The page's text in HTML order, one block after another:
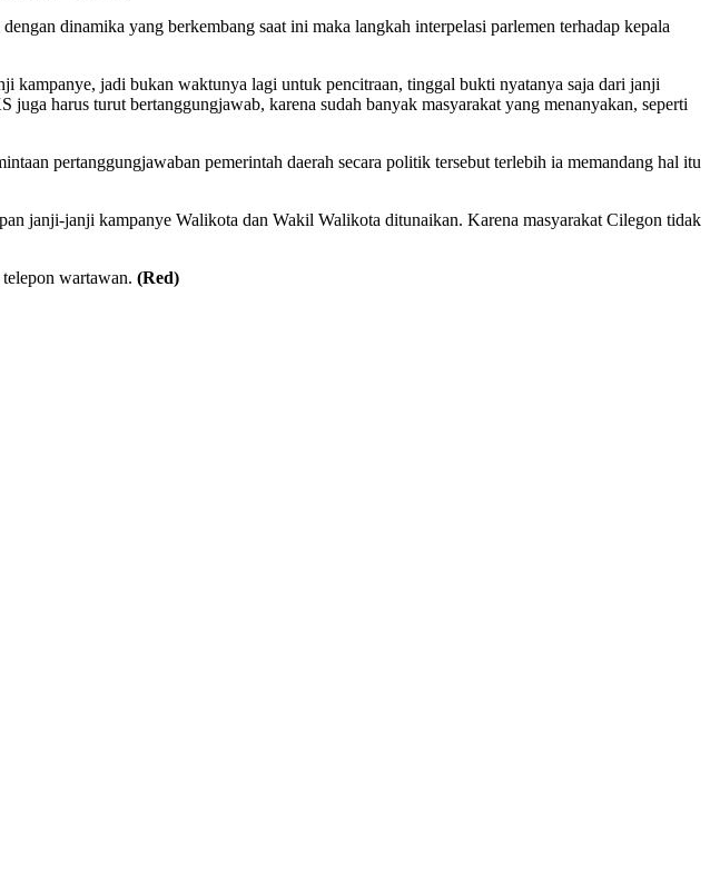
dinamika yang berkembang saat ini maka langkah interpelasi parlemen terhadap kepala
kampanye, jadi bukan waktunya lagi untuk pencitraan, tinggal bukti nyatanya saja dari janji
harus turut bertanggungjawab, karena sudah banyak masyarakat yang menanyakan, seperti
pertanggungjawaban pemerintah daerah secara politik tersebut terlebih ia memandang hal itu
janji-janji kampanye Walikota dan Wakil Walikota ditunaikan. Karena masyarakat Cilegon tidak
wartawan. (Red)